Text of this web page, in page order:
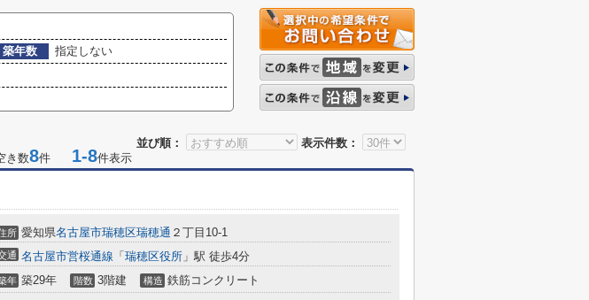
築年数
指定しない
並び順：
表示件数：
き数8件 1-8件表示
所 愛知県名古屋市瑞穂区瑞穂通 ２丁目10-1
通 名古屋市営桜通線 「 瑞穂区役所 」駅 徒歩4分
年 築29年 階数 3階建 構造 鉄筋コンクリート